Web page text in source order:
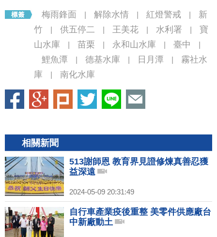
梅雨鋒面 解除水情 紅燈警戒
新
竹
供五停二 王美花 水利署
寶
山水庫
苗栗 永和山水庫 臺中
鯉魚潭 德基水庫 日月潭
霧社水
庫
南化水庫
相關新聞
513謝師恩 教育界見證修煉真善忍獲
益深遠
2024-05-09 20:31:49
自行車產業疫後重整 美零件供應廠台
中新廠動土